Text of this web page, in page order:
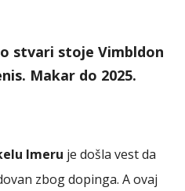
stvari stoje Vimbldon
Makar do 2025.
Imeru je došla vest da
zbog dopinga. A ovaj